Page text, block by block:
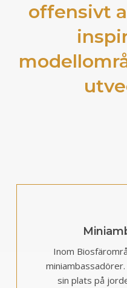
offensivt
Inom
sin plats på